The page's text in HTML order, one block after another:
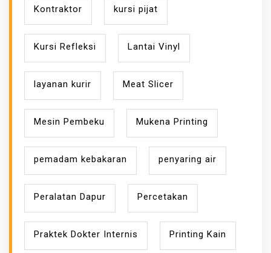
Kontraktor kursi pijat
Kursi Refleksi Lantai Vinyl
layanan kurir Meat Slicer
Mesin Pembeku Mukena Printing
pemadam kebakaran penyaring air
Peralatan Dapur Percetakan
Praktek Dokter Internis Printing Kain